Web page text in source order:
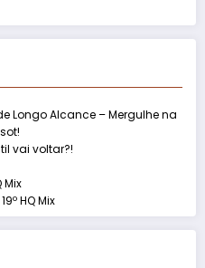
Longo Alcance – Mergulhe na
vai voltar?!
Mix
HQ Mix